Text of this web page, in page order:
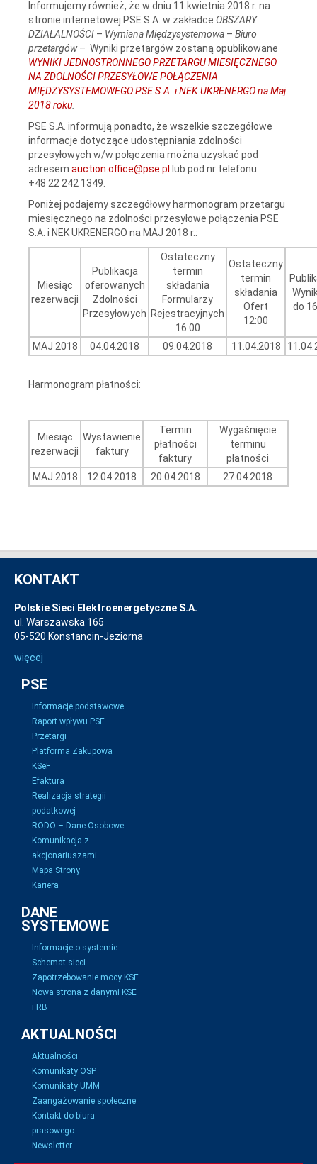
Informujemy również, że w dniu 11 kwietnia 2018 r. na
stronie internetowej PSE S.A. w zakładce OBSZARY
DZIAŁALNOŚCI – Wymiana Międzysystemowa – Biuro
przetargów– Wyniki przetargów zostaną opublikowane
WYNIKI JEDNOSTRONNEGO PRZETARGU MIESIĘCZNEGO
NA ZDOLNOŚCI PRZESYŁOWE POŁĄCZENIA
MIĘDZYSYSTEMOWEGO PSE S.A. i NEK UKRENERGO na Maj
2018 roku
PSE S.A. informują ponadto, że wszelkie szczegółowe
informacje dotyczące udostępniania zdolności
przesyłowych w/w połączenia można uzyskać pod
adresem auction.office@pse.pl
lub pod nr telefonu
+48 22 242 1349.
Poniżej podajemy szczegółowy harmonogram przetargu
miesięcznego na zdolności przesyłowe połączenia PSE
S.A. i NEK UKRENERGO na MAJ 2018 r.:
Miesiąc
rezerwacji
Publikacja
oferowanych
Zdolności
Przesyłowych
Ostateczny
termin
składania
Formularzy
Rejestracyjnych
16:00
Ostateczny
termin
składania
Ofert
12:00
do
MAJ 2018 04.04.2018 09.04.2018 11.04.2018
Harmonogram płatności:
Miesiąc
rezerwacji
Wystawienie
faktury
Termin
płatności
faktury
Wygaśnięcie
terminu
płatności
MAJ 2018
12.04.2018 20.04.2018 27.04.2018
KONTAKT
Polskie Sieci Elektroenergetyczne S.A.
ul. Warszawska 165
05-520 Konstancin-Jeziorna
więcej
PSE
Informacje podstawowe
Raport wpływu PSE
Przetargi
Platforma Zakupowa
KSeF
Efaktura
Realizacja strategii
podatkowej
RODO – Dane Osobowe
Komunikacja z
akcjonariuszami
Mapa Strony
Kariera
DANE
SYSTEMOWE
Informacje o systemie
Schemat sieci
Zapotrzebowanie mocy KSE
Nowa strona z danymi KSE
i RB
AKTUALNOŚCI
Aktualności
Komunikaty OSP
Komunikaty UMM
Zaangażowanie społeczne
Kontakt do biura
prasowego
Newsletter